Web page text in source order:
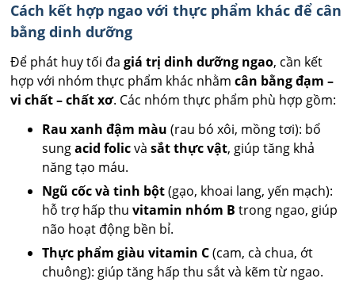
Cách kết hợp ngao với thực phẩm khác để cân
bằng dinh dưỡng
Để phát huy tối đagiá trị dinh dưỡng ngao, cần kết
hợp với nhóm thực phẩm khác nhằmcân bằng đạm –
vi chất – chất xơ. Các nhóm thực phẩm phù hợp gồm:
Rau xanh đậm màu (rau bó xôi, mồng tơi): bổ
sungacid folicvàsắt thực vật, giúp tăng khả
năng tạo máu.
Ngũ cốc và tinh bột(gạo, khoai lang, yến mạch):
hỗ trợ hấp thuvitamin nhóm B trong ngao, giúp
não hoạt động bền bỉ.
Thực phẩm giàu vitamin C(cam, cà chua, ớt
chuông): giúp tăng hấp thu sắt và kẽm từ ngao.